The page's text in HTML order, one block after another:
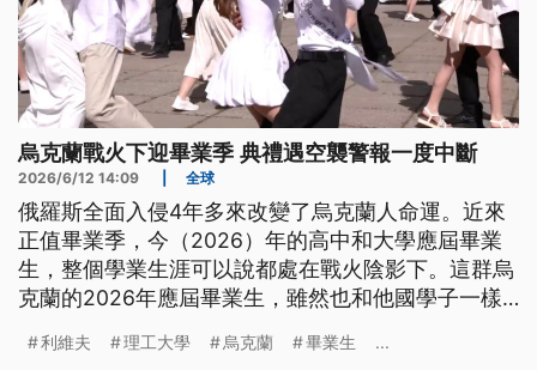
烏克蘭戰火下迎畢業季 典禮遇空襲警報一度中斷
2026/6/12 14:09 全球
俄羅斯全面入侵4年多來改變了烏克蘭人命運。近來
正值畢業季，今（2026）年的高中和大學應屆畢業
生，整個學業生涯可以說都處在戰火陰影下。這群烏
克蘭的2026年應屆畢業生，雖然也和他國學子一樣
來的兵役與家庭等問題，不得不放下。因為光是他們
利維夫 理工大學 烏克蘭 畢業生 ...